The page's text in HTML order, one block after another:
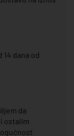
dana od
da
ostalim